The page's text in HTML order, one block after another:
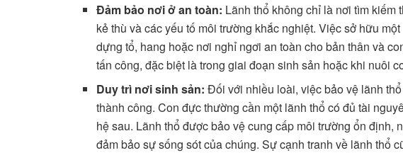
Đảm bảo nơi ở an toàn: Lãnh thổ không chỉ là nơi tìm kiếm
kẻ thù và các yếu tố môi trường khắc nghiệt. Việc sở hữu
dựng tổ, hang hoặc nơi nghỉ ngơi an toàn cho bản thân và
tấn công, đặc biệt là trong giai đoạn sinh sản hoặc khi nuôi
Duy trì nơi sinh sản: Đối với nhiều loài, việc bảo vệ lãnh
thành công. Con đực thường cần một lãnh thổ có đủ tài
hệ sau. Lãnh thổ được bảo vệ cung cấp môi trường ổn định,
đảm bảo sự sống sót của chúng. Sự cạnh tranh về lãnh thổ